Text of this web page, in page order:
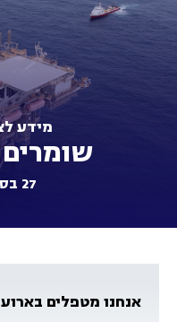
מידע
27 בספטמבר 2024
אנחנו מטפלים